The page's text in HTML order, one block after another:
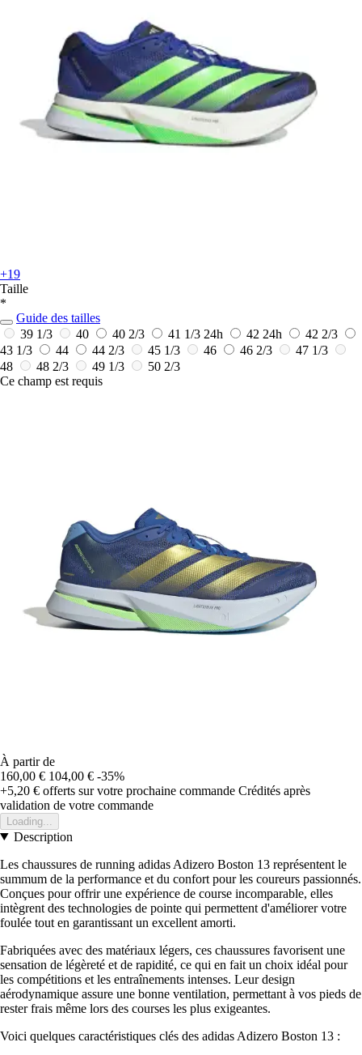
+19
Taille
*
Guide des tailles
39 1/3
40 40 2/3 41 1/3 24h 42 24h
42 2/3
43 1/3
44 44 2/3 45 1/3 46 46 2/3
47 1/3
48
48 2/3 49 1/3
50 2/3
Ce champ est requis
À partir de
160,00 € 104,00 € -35%
+5,20 € offerts sur votre prochaine commande Crédités après
validation de votre commande
Loading...
Description
Les chaussures de running adidas Adizero Boston 13 représentent le
summum de la performance et du confort pour les coureurs passionnés.
Conçues pour offrir une expérience de course incomparable, elles
intègrent des technologies de pointe qui permettent d'améliorer votre
foulée tout en garantissant un excellent amorti.
Fabriquées avec des matériaux légers, ces chaussures favorisent une
sensation de légèreté et de rapidité, ce qui en fait un choix idéal pour
les compétitions et les entraînements intenses. Leur design
aérodynamique assure une bonne ventilation, permettant à vos pieds de
rester frais même lors des courses les plus exigeantes.
Voici quelques caractéristiques clés des adidas Adizero Boston 13 :